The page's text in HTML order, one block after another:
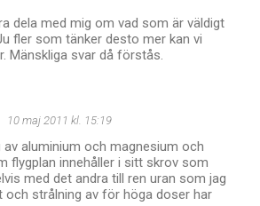
dela med mig om vad som är väldigt
fler som tänker desto mer kan vi
Mänskliga svar då förstås.
10 maj 2011 kl. 15:19
av aluminium och magnesium och
flygplan innehåller i sitt skrov som
med det andra till ren uran som jag
och strålning av för höga doser har